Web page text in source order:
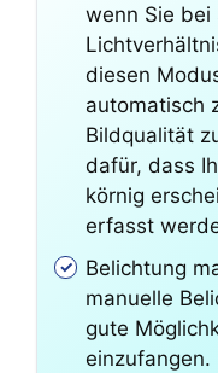
wenn Sie bei
diesen
automatisch
Bildqualität
dafür, dass
körnig
erfasst
Belichtung
manuelle
gute
einzufangen.